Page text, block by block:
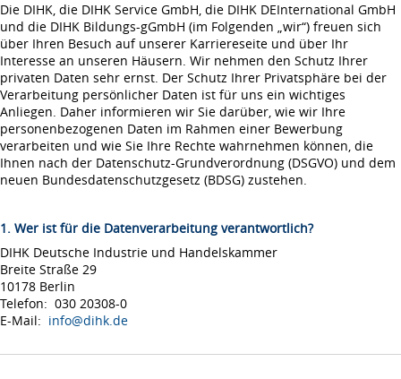
Die DIHK, die DIHK Service GmbH, die DIHK DEInternational GmbH
und die DIHK Bildungs-gGmbH (im Folgenden „wir“) freuen sich
über Ihren Besuch auf unserer Karriereseite und über Ihr
Interesse an unseren Häusern. Wir nehmen den Schutz Ihrer
privaten Daten sehr ernst. Der Schutz Ihrer Privatsphäre bei der
Verarbeitung persönlicher Daten ist für uns ein wichtiges
Anliegen. Daher informieren wir Sie darüber, wie wir Ihre
personenbezogenen Daten im Rahmen einer Bewerbung
verarbeiten und wie Sie Ihre Rechte wahrnehmen können, die
Ihnen nach der Datenschutz-Grundverordnung (DSGVO) und dem
neuen Bundesdatenschutzgesetz (BDSG) zustehen.
1. Wer ist für die Datenverarbeitung verantwortlich?
DIHK Deutsche Industrie und Handelskammer
Breite Straße 29
10178 Berlin
Telefon: 030 20308-0
E-Mail: info@dihk.de